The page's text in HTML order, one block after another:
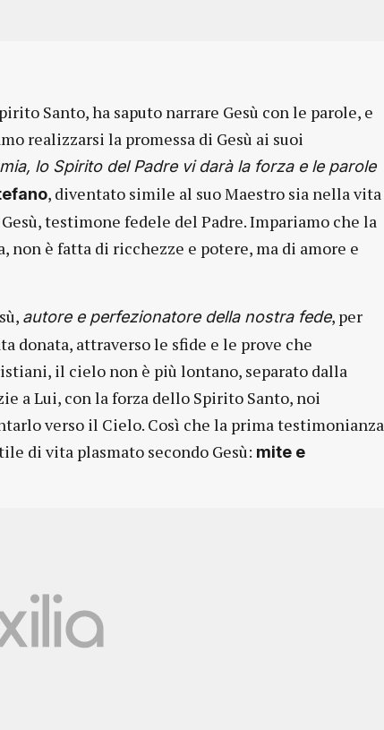
Santo, ha saputo narrare Gesù con le parole, e
realizzarsi la promessa di Gesù ai suoi
lo Spirito del Padre vi darà la forza e le parole
, diventato simile al suo Maestro sia nella vita
testimone fedele del Padre. Impariamo che la
è fatta di ricchezze e potere, ma di amore e
autore e perfezionatore della nostra fede, per
donata, attraverso le sfide e le prove che
il cielo non è più lontano, separato dalla
a Lui, con la forza dello Spirito Santo, noi
verso il Cielo. Così che la prima testimonianza
di vita plasmato secondo Gesù: mite e